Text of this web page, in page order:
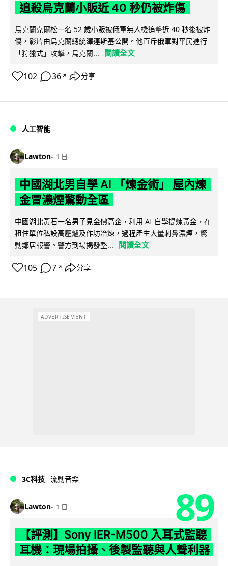
追殺烏克蘭小販近 40 秒仍被炸傷
烏克蘭克爾松一名 52 歲小販被俄軍無人機追擊近 40 秒後被炸
傷，影片由烏克蘭總統澤連斯基公開。他直斥俄軍對平民進行
「狩獵式」攻擊，烏克蘭...
閱讀全文
102 36 ↗ 分享
人工智能
Lawton 1 日
中國湖北男自學 AI 「煉金術」 屋內煉
金冒濃煙驚動全區
中國湖北黃石一名男子見金價高企，利用 AI 自學提煉黃金，在
租住單位私設高壓爐及作坊冶煉，過程產生大量刺鼻濃煙，驚
動鄰居報警。警方到場揭發整...
閱讀全文
105 7 ↗ 分享
ADVERTISEMENT
3C科技 流動音樂
Lawton 1 日 89
【評測】Sony IER-M500 入耳式監聽
耳機：現場拍攝、後製監聽與人聲利器